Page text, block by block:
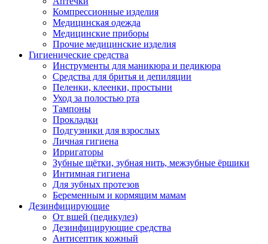
Компрессионные изделия
Медицинская одежда
Медицинские приборы
Прочие медицинские изделия
Гигиенические средства
Инструменты для маникюра и педикюра
Средства для бритья и депиляции
Пеленки, клеенки, простыни
Уход за полостью рта
Тампоны
Прокладки
Подгузники для взрослых
Личная гигиена
Ирригаторы
Зубные щётки, зубная нить, межзубные ёршики
Интимная гигиена
Для зубных протезов
Беременным и кормящим мамам
Дезинфицирующие
От вшей (педикулез)
Дезинфицирующие средства
Антисептик кожный